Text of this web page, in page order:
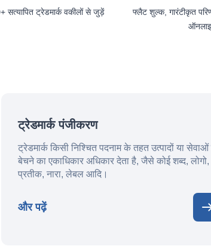
सत्यापित ट्रेडमार्क वकीलों से जुड़ें
फ्लैट शुल्क, गारंटीकृत
ट्रेडमार्क पंजीकरण
ट्रेडमार्क किसी निश्चित पदनाम के तहत उत्पादों या सेवाओं
बेचने का एकाधिकार अधिकार देता है, जैसे कोई शब्द, लोगो,
प्रतीक, नारा, लेबल आदि।
और पढ़ें